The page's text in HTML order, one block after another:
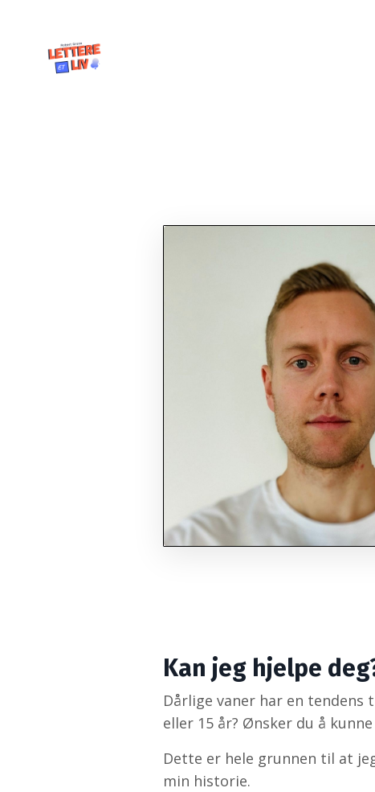
Kan jeg hjelpe
Dårlige vaner har en tendens
eller 15 år? Ønsker du å
Dette er hele grunnen til at
min historie.